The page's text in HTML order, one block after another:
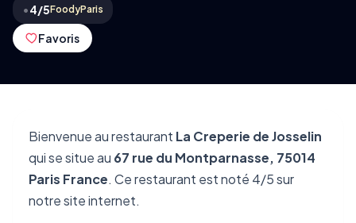
•4/5FoodyParis
Favoris
Bienvenue au restaurant La Creperie de Josselin
qui se situe au 67 rue du Montparnasse, 75014
Paris France. Ce restaurant est noté 4/5 sur
notre site internet.